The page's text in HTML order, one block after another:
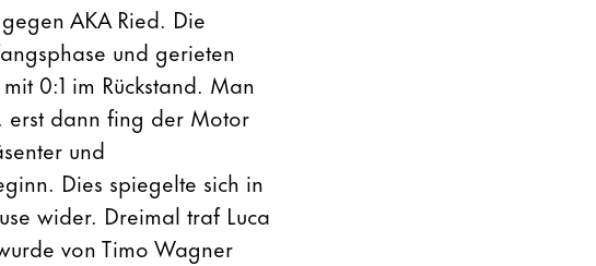
AKA Ried. Die
und gerieten
0:1 im Rückstand. Man
erst dann fing der Motor
und
Dies spiegelte sich in
wider. Dreimal traf Luca
von Timo Wagner